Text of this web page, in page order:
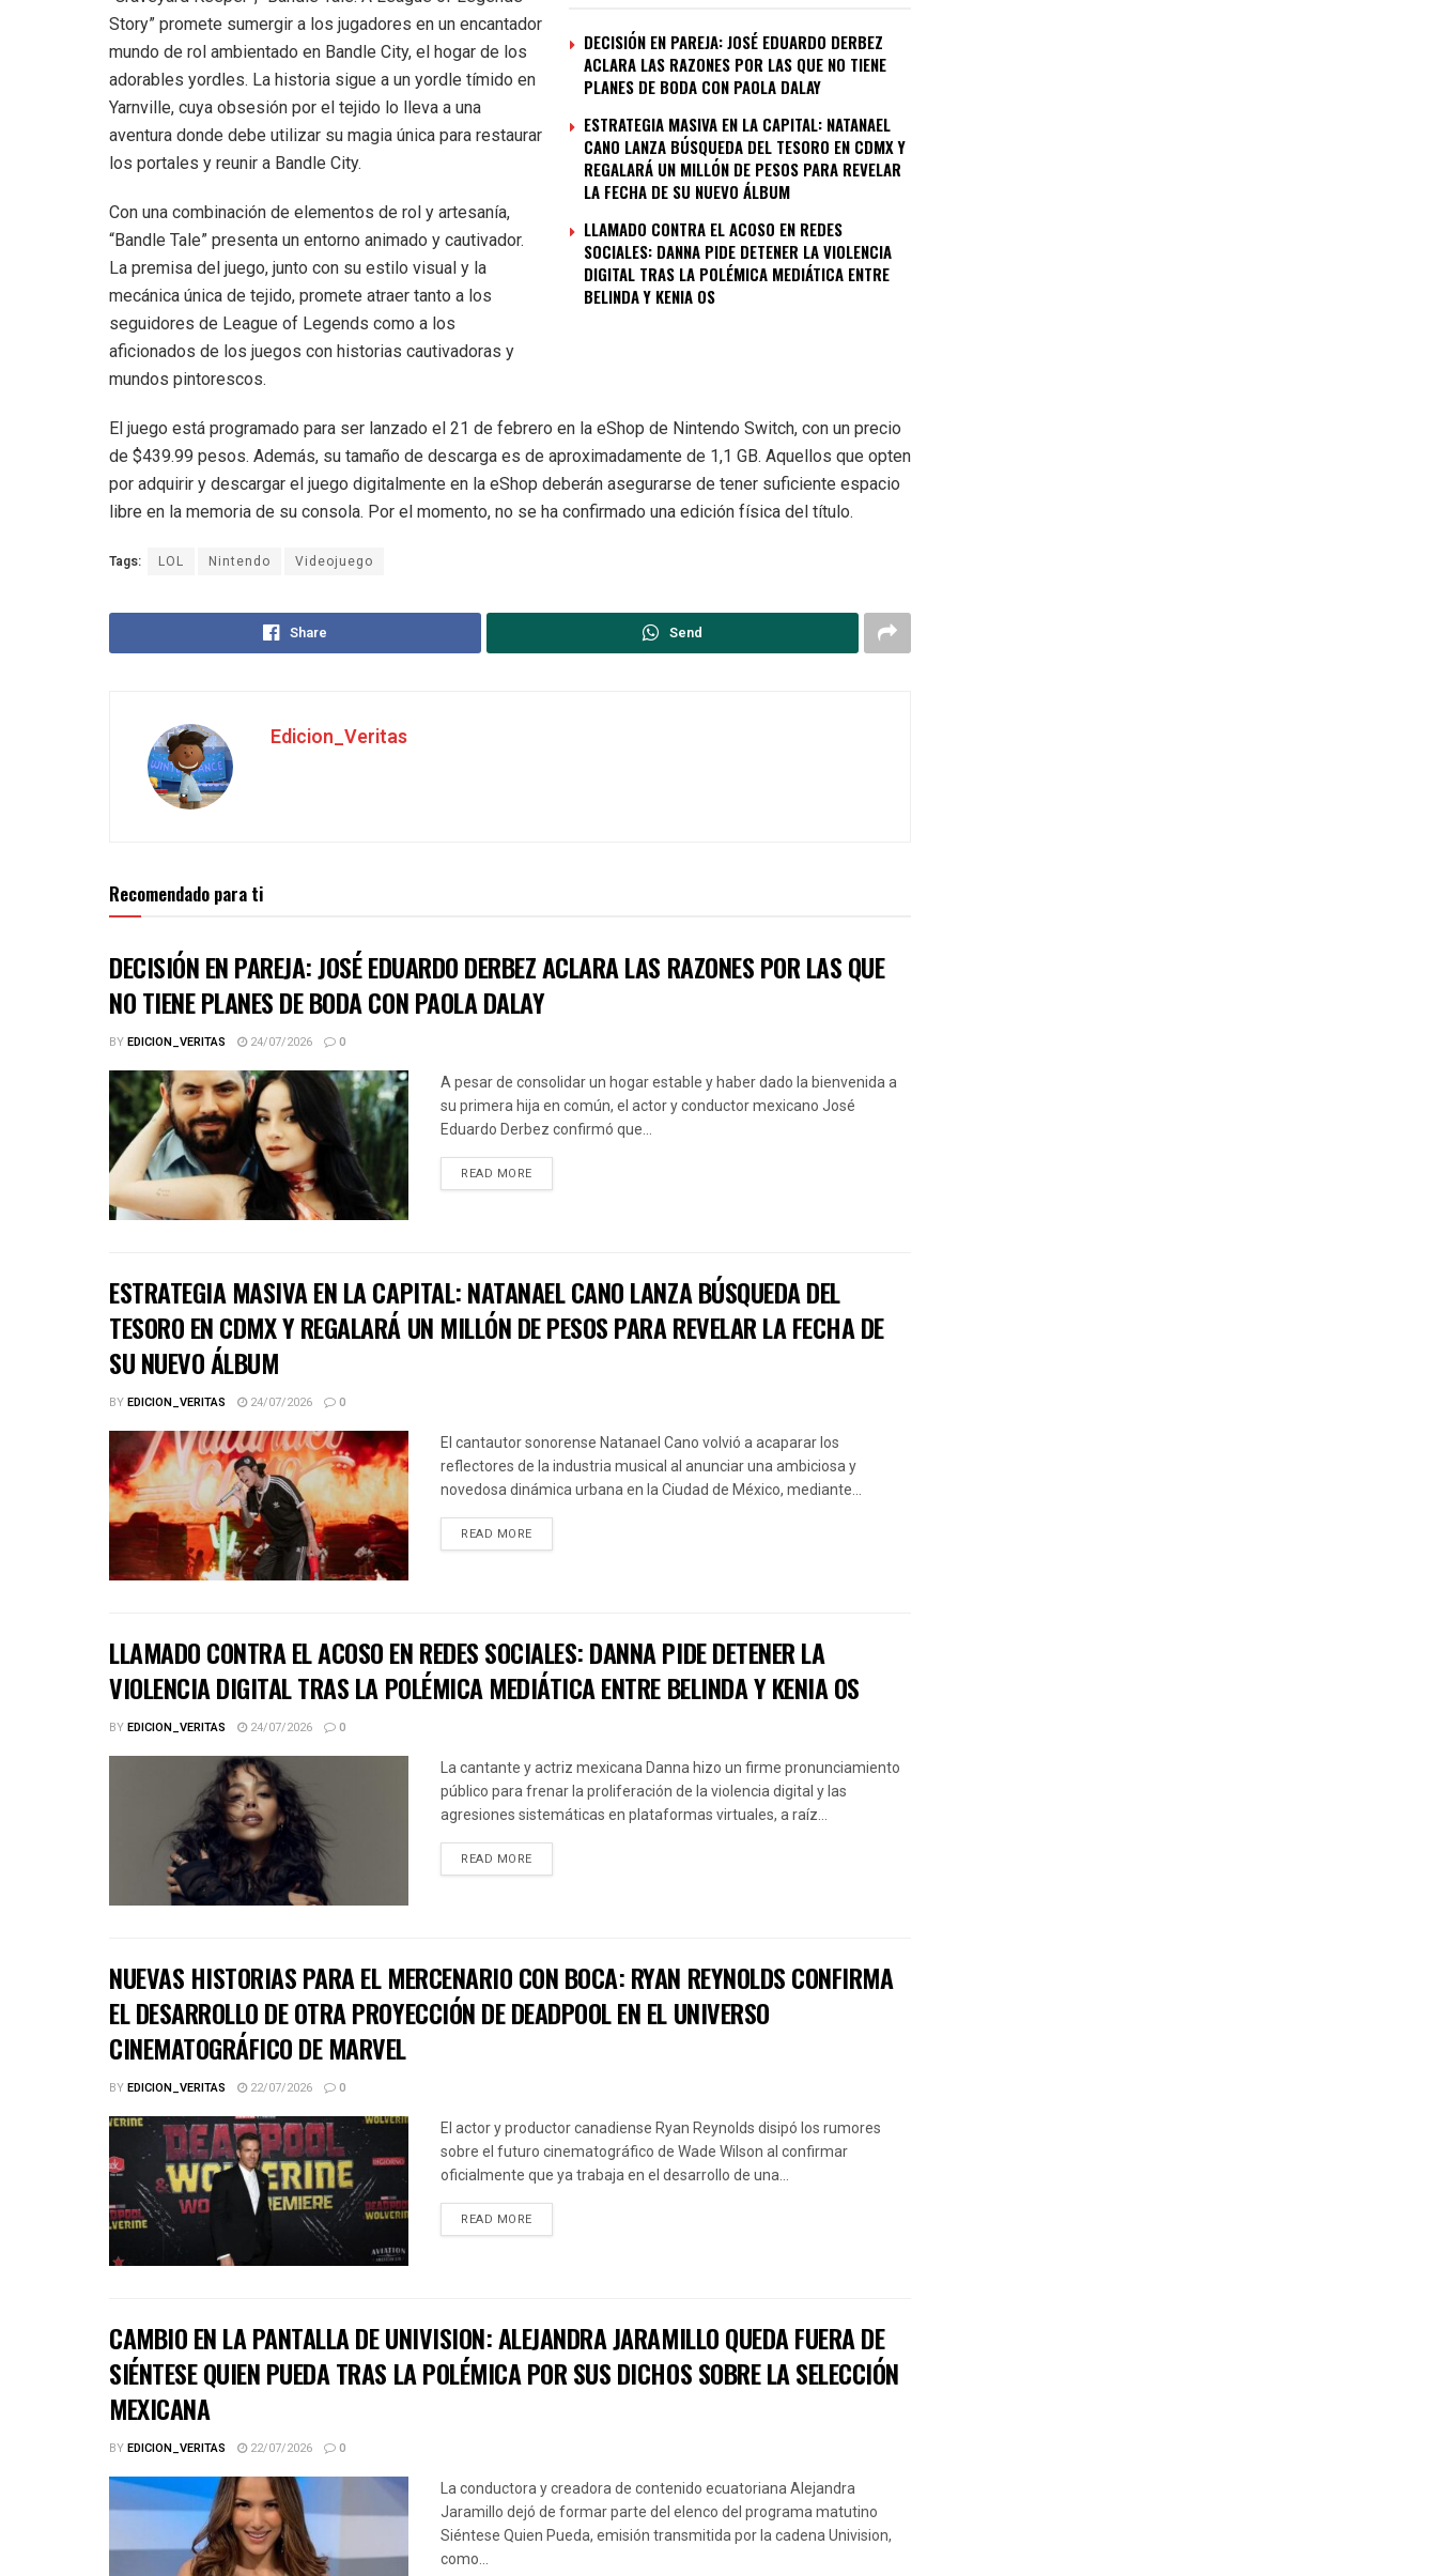
DECISIÓN EN PAREJA: JOSÉ EDUARDO DERBEZ
ACLARA LAS RAZONES POR LAS QUE NO TIENE
PLANES DE BODA CON PAOLA DALAY
ESTRATEGIA MASIVA EN LA CAPITAL: NATANAEL
CANO LANZA BÚSQUEDA DEL TESORO EN CDMX Y
REGALARÁ UN MILLÓN DE PESOS PARA REVELAR
LA FECHA DE SU NUEVO ÁLBUM
LLAMADO CONTRA EL ACOSO EN REDES
SOCIALES: DANNA PIDE DETENER LA VIOLENCIA
DIGITAL TRAS LA POLÉMICA MEDIÁTICA ENTRE
BELINDA Y KENIA OS
Story” promete sumergir a los jugadores en un encantador
mundo de rol ambientado en Bandle City, el hogar de los
adorables yordles. La historia sigue a un yordle tímido en
Yarnville, cuya obsesión por el tejido lo lleva a una
aventura donde debe utilizar su magia única para restaurar
los portales y reunir a Bandle City.
Con una combinación de elementos de rol y artesanía,
“Bandle Tale” presenta un entorno animado y cautivador.
La premisa del juego, junto con su estilo visual y la
mecánica única de tejido, promete atraer tanto a los
seguidores de League of Legends como a los
aficionados de los juegos con historias cautivadoras y
mundos pintorescos.
El juego está programado para ser lanzado el 21 de febrero en la eShop de Nintendo Switch, con un precio
de $439.99 pesos. Además, su tamaño de descarga es de aproximadamente de 1,1 GB. Aquellos que opten
por adquirir y descargar el juego digitalmente en la eShop deberán asegurarse de tener suficiente espacio
libre en la memoria de su consola. Por el momento, no se ha confirmado una edición física del título.
Tags: LOL Nintendo Videojuego
Share Send
Edicion_Veritas
Recomendado para ti
DECISIÓN EN PAREJA: JOSÉ EDUARDO DERBEZ ACLARA LAS RAZONES POR LAS QUE
NO TIENE PLANES DE BODA CON PAOLA DALAY
BYEDICION_VERITAS 24/07/2026 0
A pesar de consolidar un hogar estable y haber dado la bienvenida a
su primera hija en común, el actor y conductor mexicano José
Eduardo Derbez confirmó que...
READ MORE
ESTRATEGIA MASIVA EN LA CAPITAL: NATANAEL CANO LANZA BÚSQUEDA DEL
TESORO EN CDMX Y REGALARÁ UN MILLÓN DE PESOS PARA REVELAR LA FECHA DE
SU NUEVO ÁLBUM
BYEDICION_VERITAS 24/07/2026 0
El cantautor sonorense Natanael Cano volvió a acaparar los
reflectores de la industria musical al anunciar una ambiciosa y
novedosa dinámica urbana en la Ciudad de México, mediante...
READ MORE
LLAMADO CONTRA EL ACOSO EN REDES SOCIALES: DANNA PIDE DETENER LA
VIOLENCIA DIGITAL TRAS LA POLÉMICA MEDIÁTICA ENTRE BELINDA Y KENIA OS
BYEDICION_VERITAS 24/07/2026 0
La cantante y actriz mexicana Danna hizo un firme pronunciamiento
público para frenar la proliferación de la violencia digital y las
agresiones sistemáticas en plataformas virtuales, a raíz...
READ MORE
NUEVAS HISTORIAS PARA EL MERCENARIO CON BOCA: RYAN REYNOLDS CONFIRMA
EL DESARROLLO DE OTRA PROYECCIÓN DE DEADPOOL EN EL UNIVERSO
CINEMATOGRÁFICO DE MARVEL
BYEDICION_VERITAS 22/07/2026 0
El actor y productor canadiense Ryan Reynolds disipó los rumores
sobre el futuro cinematográfico de Wade Wilson al confirmar
oficialmente que ya trabaja en el desarrollo de una...
READ MORE
CAMBIO EN LA PANTALLA DE UNIVISION: ALEJANDRA JARAMILLO QUEDA FUERA DE
SIÉNTESE QUIEN PUEDA TRAS LA POLÉMICA POR SUS DICHOS SOBRE LA SELECCIÓN
MEXICANA
BYEDICION_VERITAS 22/07/2026 0
La conductora y creadora de contenido ecuatoriana Alejandra
Jaramillo dejó de formar parte del elenco del programa matutino
Siéntese Quien Pueda, emisión transmitida por la cadena Univision,
como...